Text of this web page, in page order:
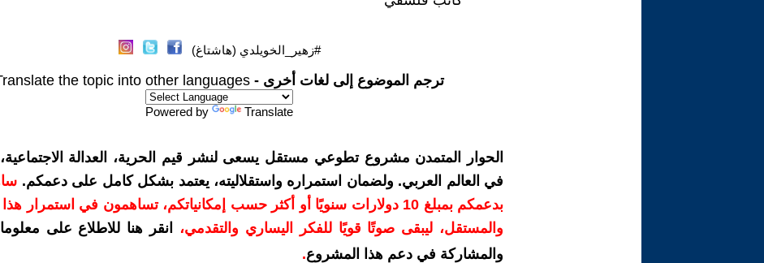
#زهير_الخويلدي (هاشتاغ)
ترجم الموضوع إلى لغات أخرى - the topic into other languages
Powered by Translate
الحوار المتمدن مشروع تطوعي مستقل يسعى لنشر قيم الحرية، العدالة
في العالم العربي. ولضمان استمراره واستقلاليته، يعتمد بشكل كامل على دعمكم.
بدعمكم بمبلغ 10 دولارات سنويًا أو أكثر حسب إمكانياتكم، تساهمون في استمرار
والمستقل، ليبقى صوتًا قويًا للفكر اليساري والتقدمي،
انقر هنا للاطلاع على
والمشاركة في دعم هذا المشروع.